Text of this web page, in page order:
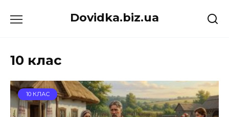
до
Dovidka.biz.ua
10 клас
10 КЛАС